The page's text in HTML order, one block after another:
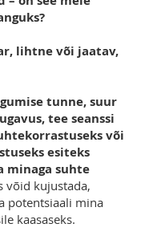
lihtne või jaatav,
tunne, suur
tee seanssi
või
esiteks
minaga suhte
võid kujustada,
potentsiaali mina
kaasaseks.